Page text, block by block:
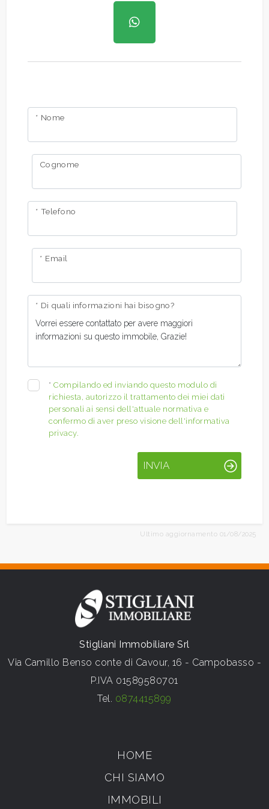
* Nome
Cognome
* Telefono
* Email
* Di quali informazioni hai bisogno?
*Compilando ed inviando questo modulo di
richiesta, autorizzo il trattamento dei miei dati
personali ai sensi dell'attuale normativa e
confermo di aver preso visione dell'informativa
privacy.
INVIA
Ultimo aggiornamento 01/08/2025
Stigliani Immobiliare Srl
Via Camillo Benso conte di Cavour, 16 - Campobasso -
P.IVA 01589580701
Tel. 0874415899
HOME
CHI SIAMO
IMMOBILI